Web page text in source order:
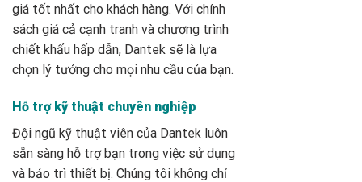
giá tốt nhất cho khách hàng. Với chính
sách giá cả cạnh tranh và chương trình
chiết khấu hấp dẫn, Dantek sẽ là lựa
chọn lý tưởng cho mọi nhu cầu của bạn.
Hỗ trợ kỹ thuật chuyên nghiệp
Đội ngũ kỹ thuật viên của Dantek luôn
sẵn sàng hỗ trợ bạn trong việc sử dụng
và bảo trì thiết bị. Chúng tôi không chỉ